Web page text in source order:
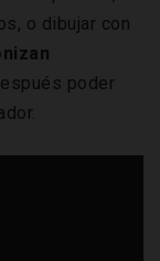
o dibujar con
poder